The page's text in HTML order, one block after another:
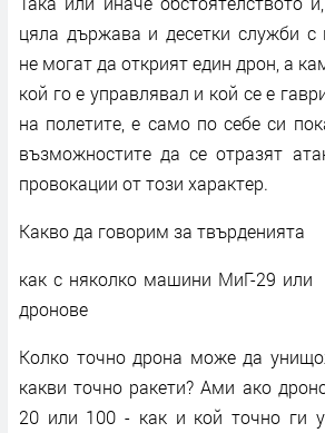
цяла държава и десетки служби
не могат да открият един дрон, а
кой го е управлявал и кой се е
на полетите, е само по себе си
възможностите да се отразят
провокации от този характер.
Какво да говорим за твърденията
как с няколко машини МиГ-29 или
дронове
Колко точно дрона може да
какви точно ракети? Ами ако
20 или 100 - как и кой точно ги